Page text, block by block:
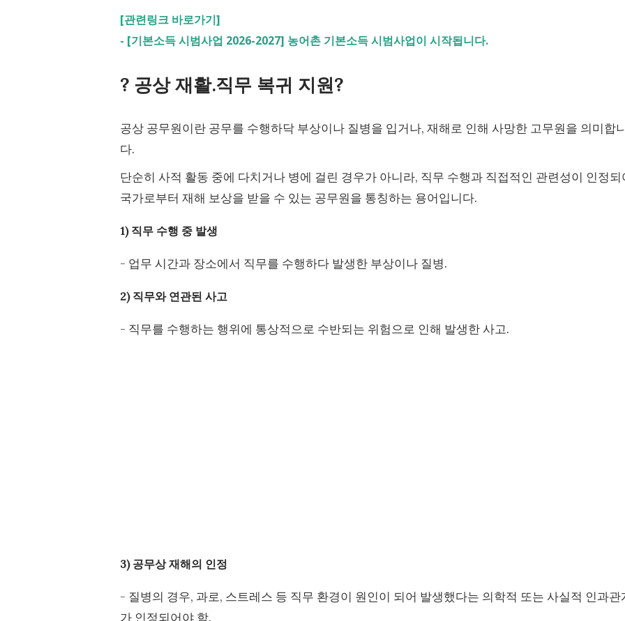
[관련링크 바로가기]
- [기본소득 시범사업 2026-2027] 농어촌 기본소득 시범사업이 시작됩니다.
? 공상 재활.직무 복귀 지원?
공상 공무원이란 공무를 수행하닥 부상이나 질병을 입거나, 재해로 인해 사망한 고무원을 의미합
다.
단순히 사적 활동 중에 다치거나 병에 걸린 경우가 아니라, 직무 수행과 직접적인 관련성이 인정되
국가로부터 재해 보상을 받을 수 있는 공무원을 통칭하는 용어입니다.
1) 직무 수행 중 발생
- 업무 시간과 장소에서 직무를 수행하다 발생한 부상이나 질병.
2) 직무와 연관된 사고
- 직무를 수행하는 행위에 통상적으로 수반되는 위험으로 인해 발생한 사고.
3) 공무상 재해의 인정
- 질병의 경우, 과로, 스트레스 등 직무 환경이 원인이 되어 발생했다는 의학적 또는 사실적 인과관
가 인정되어야 함.